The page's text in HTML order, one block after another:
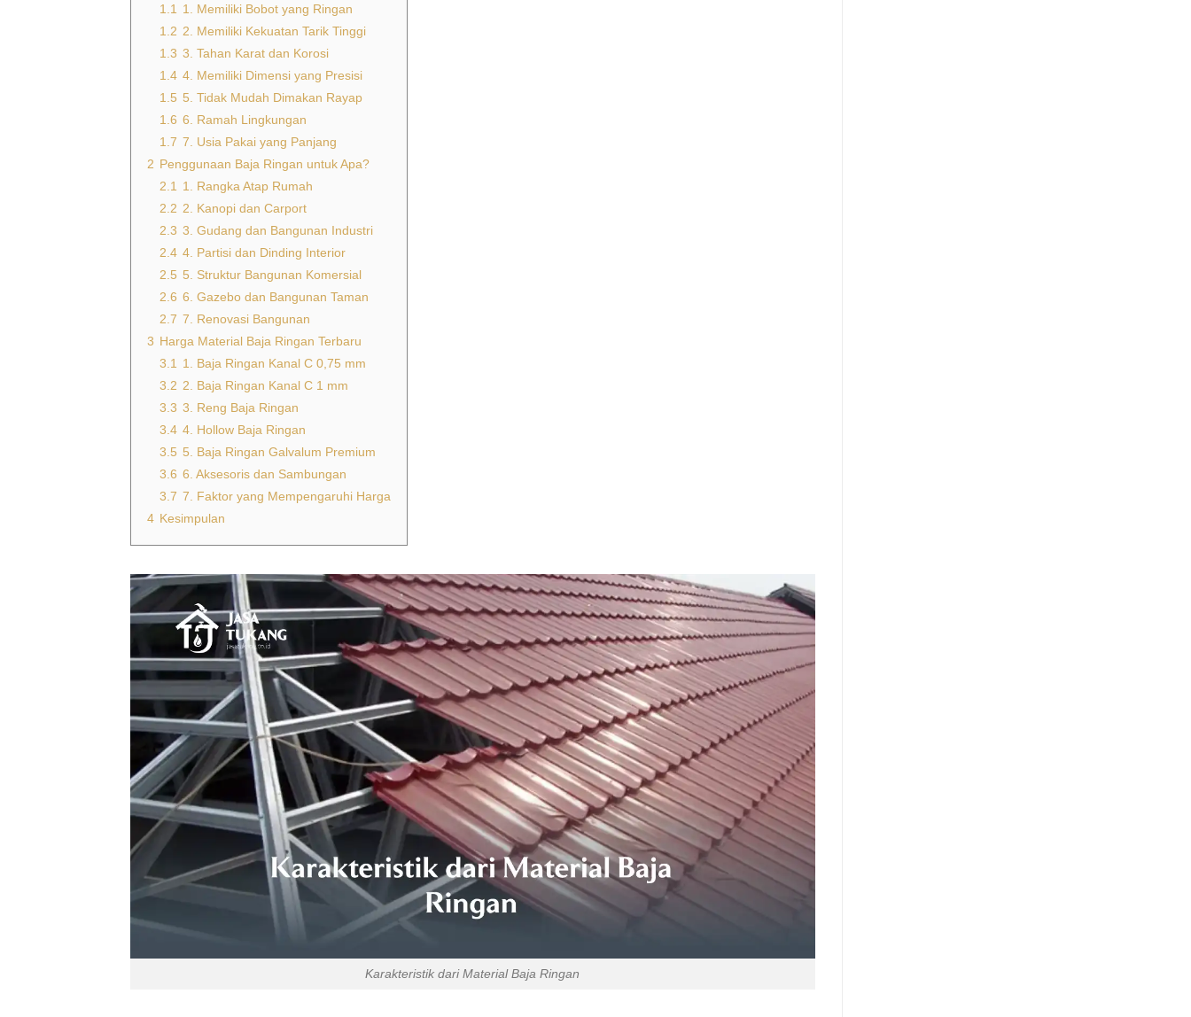
1.1
1. Memiliki Bobot yang Ringan
1.2 2. Memiliki Kekuatan Tarik Tinggi
1.3 3. Tahan Karat dan Korosi
1.4 4. Memiliki Dimensi yang Presisi
1.5 5. Tidak Mudah Dimakan Rayap
1.6 6. Ramah Lingkungan
1.7 7. Usia Pakai yang Panjang
2 Penggunaan Baja Ringan untuk Apa?
2.1
1. Rangka Atap Rumah
2.2 2. Kanopi dan Carport
2.3 3. Gudang dan Bangunan Industri
2.4 4. Partisi dan Dinding Interior
2.5 5. Struktur Bangunan Komersial
2.6 6. Gazebo dan Bangunan Taman
2.7 7. Renovasi Bangunan
3 Harga Material Baja Ringan Terbaru
3.1
1. Baja Ringan Kanal C 0,75 mm
3.2 2. Baja Ringan Kanal C 1 mm
3.3 3. Reng Baja Ringan
3.4 4. Hollow Baja Ringan
3.5 5. Baja Ringan Galvalum Premium
3.6 6. Aksesoris dan Sambungan
3.7 7. Faktor yang Mempengaruhi Harga
4 Kesimpulan
Karakteristik dari Material Baja Ringan